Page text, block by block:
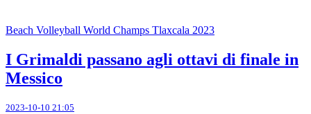
Beach Volleyball World Champs Tlaxcala 2023
I Grimaldi passano agli ottavi di finale in
Messico
2023-10-10 21:05